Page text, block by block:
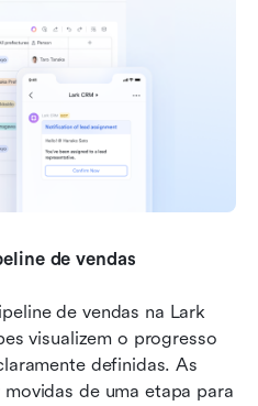
de vendas
de vendas na Lark
visualizem o progresso
definidas. As
de uma etapa para